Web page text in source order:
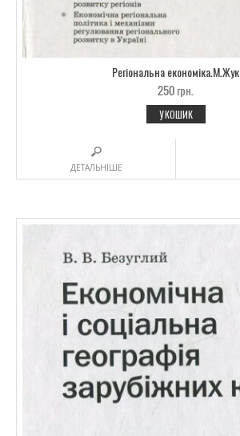
Регіональна економіка.М.Жук
250грн.
У КОШИК
ДЕТАЛЬНІШЕ